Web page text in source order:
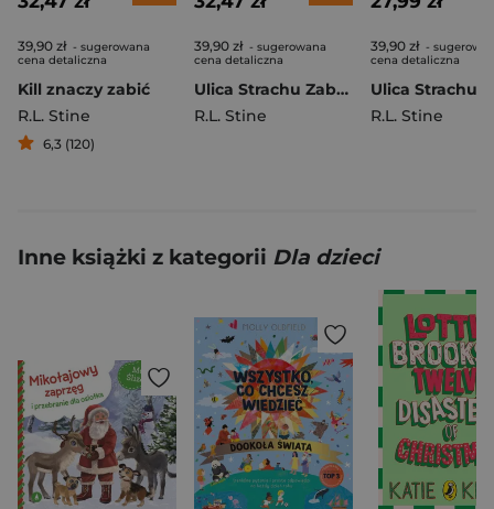
39,90 zł - sugerowana
cena detaliczna
Kill znaczy zabić
R.L. Stine
6,3 (120)
39,90 zł - sugerowana
cena detaliczna
Ulica Strachu Zabójcze gry
R.L. Stine
39,90 zł -
cena detaliczna
R.L. Stine
Inne książki z kategorii Dla dzieci